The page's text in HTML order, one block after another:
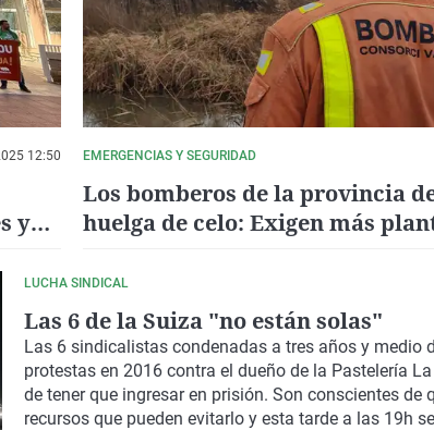
12:50
y
EMERGENCIAS Y SEGURIDAD
Los bomberos de la provincia
huelga de celo: Exigen más
LUCHA SINDICAL
Las 6 de la Suiza "no están solas"
Las 6 sindicalistas condenadas a tres años y medio
protestas en 2016 contra el dueño de la Pastelería
de tener que ingresar en prisión. Son conscientes de
recursos que pueden evitarlo y esta tarde a las 19h